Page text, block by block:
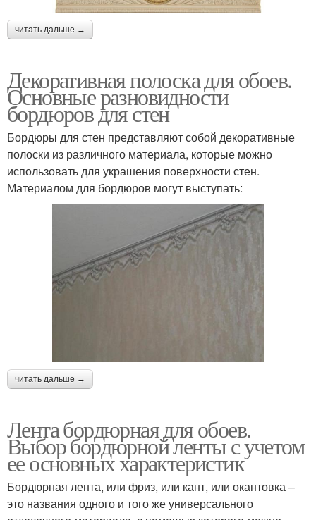
читать дальше →
Декоративная полоска для обоев.
Основные разновидности
бордюров для стен
Бордюры для стен представляют собой декоративные
полоски из различного материала, которые можно
использовать для украшения поверхности стен.
Материалом для бордюров могут выступать:
читать дальше →
Лента бордюрная для обоев.
Выбор бордюрной ленты с учетом
ее основных характеристик
Бордюрная лента, или фриз, или кант, или окантовка –
это названия одного и того же универсального